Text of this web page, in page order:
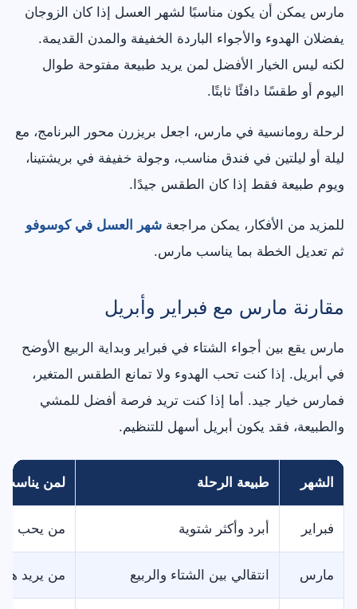
مارس يمكن أن يكون مناسبًا لشهر العسل إذا كان الزوجان
يفضلان الهدوء والأجواء الباردة الخفيفة والمدن القديمة.
لكنه ليس الخيار الأفضل لمن يريد طبيعة مفتوحة طوال
اليوم أو طقسًا دافئًا ثابتًا.
لرحلة رومانسية في مارس، اجعل بريزرن محور البرنامج، مع
ليلة أو ليلتين في فندق مناسب، وجولة خفيفة في بريشتينا،
ويوم طبيعة فقط إذا كان الطقس جيدًا.
للمزيد من الأفكار، يمكن مراجعة شهر العسل في كوسوفو
ثم تعديل الخطة بما يناسب مارس.
مقارنة مارس مع فبراير وأبريل
مارس يقع بين أجواء الشتاء في فبراير وبداية الربيع الأوضح
في أبريل. إذا كنت تحب الهدوء ولا تمانع الطقس المتغير،
فمارس خيار جيد. أما إذا كنت تريد فرصة أفضل للمشي
والطبيعة، فقد يكون أبريل أسهل للتنظيم.
الشهر طبيعة الرحلة لمن
فبراير أبرد وأكثر شتوية من يحب
مارس انتقالي بين الشتاء والربيع من يريد